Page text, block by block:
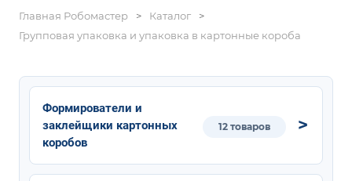
Главная Робомастер
Каталог
Групповая упаковка и упаковка в картонные короба
Формирователи и
заклейщики картонных
коробов
12 товаров